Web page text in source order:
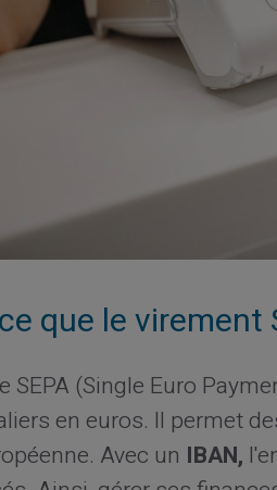
que le virement
SEPA (Single Euro
en euros. Il permet
Avec un IBAN,